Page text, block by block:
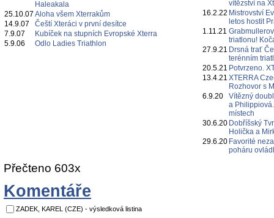
Haleakala
25.10.07 Aloha všem Xterrakům
14.9.07
Čeští Xteráci v první desítce
7.9.07
Kubíček na stupních Evropské Xterra
5.9.06
Odlo Ladies Triathlon
vítězství na
16.2.22 Mistrovství
letos hostit
1.11.21
triatlonu!
27.9.21 Drsná trať
terénním
20.5.21 Potvrzeno.
13.4.21 XTERRA
Rozhovor s
6.9.20
Vítězný
a
místech
30.6.20 Dobříšský
Holička a
29.6.20 Favorité
poháru
Přečteno 603x
Komentáře
ZADEK, KAREL (CZE) - výsledková listina